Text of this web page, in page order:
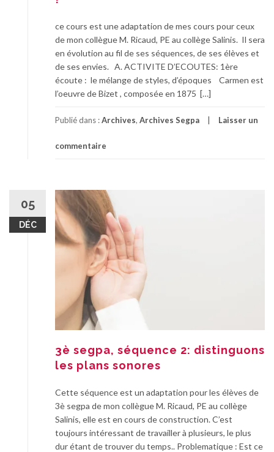
ce cours est une adaptation de mes cours pour ceux
de mon collègue M. Ricaud, PE au collège Salinis. Il sera
en évolution au fil de ses séquences, de ses élèves et
de ses envies. A. ACTIVITE D’ECOUTES: 1ère
écoute : le mélange de styles, d’époques Carmen est
l’oeuvre de Bizet , composée en 1875 […]
Publié dans :Archives, Archives Segpa Laisser un
commentaire
05
DÉC
3è segpa, séquence 2: distinguons
les plans sonores
Cette séquence est un adaptation pour les élèves de
3è segpa de mon collègue M. Ricaud, PE au collège
Salinis, elle est en cours de construction. C’est
toujours intéressant de travailler à plusieurs, le plus
dur étant de trouver du temps.. Problematique : Est ce